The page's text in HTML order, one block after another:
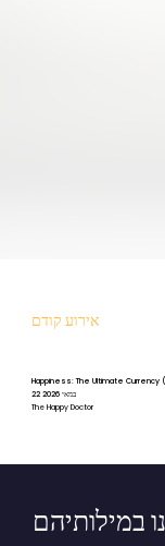
אירוע קודם
Happiness: The Ultimate Currency
22 במאי 2026
The Happy Doctor
במילותיהם